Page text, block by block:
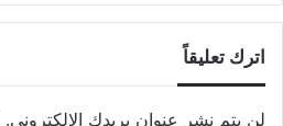
اترك تعليقاً
لن يتم نشر عنوان بريدك الإلكتروني.